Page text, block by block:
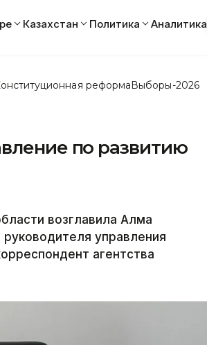
Казахстан Политика Аналитика
реформаВыборы-2026
по развитию
возглавила Алма
управления
агентства